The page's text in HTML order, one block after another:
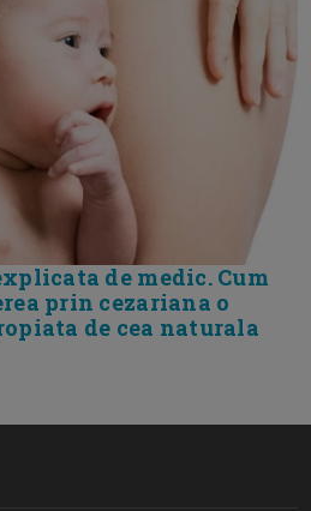
de medic. Cum
prin cezariana o
de cea naturala